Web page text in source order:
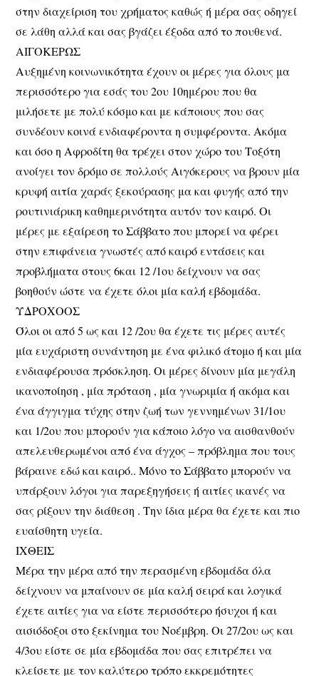
στην διαχείριση του χρήματος καθώς ή μέρα σας οδηγεί
σε λάθη αλλά και σας βγάζει έξοδα από το πουθενά.
ΑΙΓΟΚΕΡΩΣ
Αυξημένη κοινωνικότητα έχουν οι μέρες για όλους μα
περισσότερο για εσάς του 2ου 10ημέρου που θα
μιλήσετε με πολύ κόσμο και με κάποιους που σας
συνδέουν κοινά ενδιαφέροντα η συμφέροντα. Ακόμα
και όσο η Αφροδίτη θα τρέχει στον χώρο του Τοξότη
ανοίγει τον δρόμο σε πολλούς Αιγόκερους να βρουν μία
κρυφή αιτία χαράς ξεκούρασης μα και φυγής από την
ρουτινιάρικη καθημερινότητα αυτόν τον καιρό. Οι
μέρες με εξαίρεση το Σάββατο που μπορεί να φέρει
στην επιφάνεια γνωστές από καιρό εντάσεις και
προβλήματα στους 6και 12 /1ου δείχνουν να σας
βοηθούν ώστε να έχετε όλοι μία καλή εβδομάδα.
ΥΔΡΟΧΟΟΣ
Όλοι οι από 5 ως και 12 /2ου θα έχετε τις μέρες αυτές
μία ευχάριστη συνάντηση με ένα φιλικό άτομο ή και μία
ενδιαφέρουσα πρόσκληση. Οι μέρες δίνουν μία μεγάλη
ικανοποίηση , μία πρόταση , μία γνωριμία ή ακόμα και
ένα άγγιγμα τύχης στην ζωή των γεννημένων 31/1ου
και 1/2ου που μπορούν για κάποιο λόγο να αισθανθούν
απελευθερωμένοι από ένα άγχος – πρόβλημα που τους
βάραινε εδώ και καιρό.. Μόνο το Σάββατο μπορούν να
υπάρξουν λόγοι για παρεξηγήσεις ή αιτίες ικανές να
σας ρίξουν την διάθεση . Την ίδια μέρα θα έχετε και πιο
ευαίσθητη υγεία.
ΙΧΘΕΙΣ
Μέρα την μέρα από την περασμένη εβδομάδα όλα
δείχνουν να μπαίνουν σε μία καλή σειρά και λογικά
έχετε αιτίες για να είστε περισσότερο ήσυχοι ή και
αισιόδοξοι στο ξεκίνημα του Νοέμβρη. Οι 27/2ου ως και
4/3ου είστε σε μία εβδομάδα που σας επιτρέπει να
κλείσετε με τον καλύτερο τρόπο εκκρεμότητες